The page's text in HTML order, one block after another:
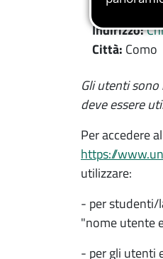
Tipologia:
Indirizzo:
Città: Como
Contenuto
Gli utenti
deve essere
Per accedere
https://
utilizzare:
- per studenti/
"nome utente
- per gli utenti